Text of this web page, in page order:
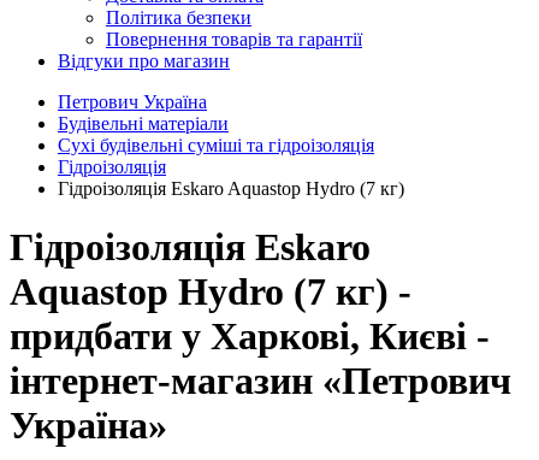
Політика безпеки
Повернення товарів та гарантії
Відгуки про магазин
Петрович Україна
Будівельні матеріали
Сухі будівельні суміші та гідроізоляція
Гідроізоляція
Гідроізоляція Eskaro Aquastop Hydro (7 кг)
Гідроізоляція Eskaro
Aquastop Hydro (7 кг) -
придбати у Харкові, Києві -
інтернет-магазин «Петрович
Україна»